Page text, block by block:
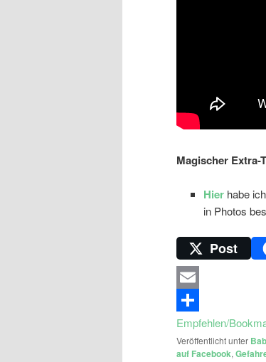
Magischer Extra-
Hierhabe
in Photos
Post
Email
Empfehlen/
Veröffentlicht unter
auf Facebook,